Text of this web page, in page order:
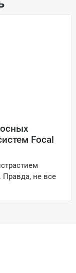
Focal
Правда, не все